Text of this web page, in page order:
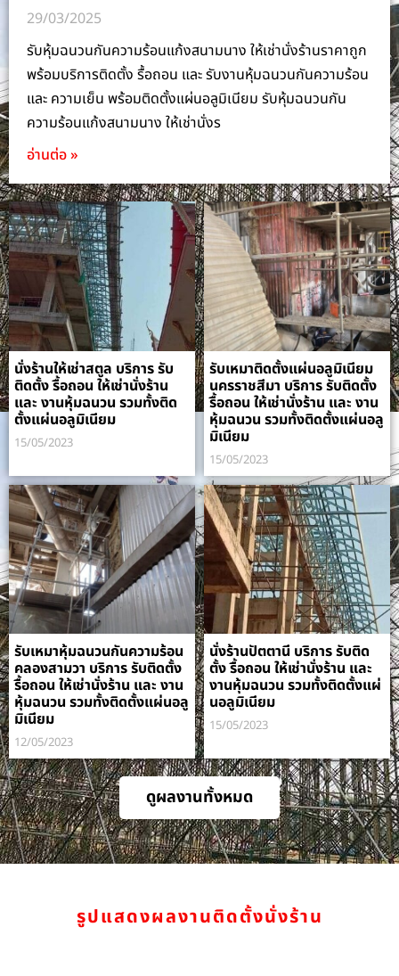
29/03/2025
รับหุ้มฉนวนกันความร้อนแก้งสนามนาง ให้เช่านั่งร้านราคาถูก
พร้อมบริการติดตั้ง รื้อถอน และ รับงานหุ้มฉนวนกันความร้อน
และ ความเย็น พร้อมติดตั้งแผ่นอลูมิเนียม รับหุ้มฉนวนกัน
ความร้อนแก้งสนามนาง ให้เช่านั่งร
อ่านต่อ »
นั่งร้านให้เช่าสตูล บริการ รับ
ติดตั้ง รื้อถอน ให้เช่านั่งร้าน
และ งานหุ้มฉนวน รวมทั้งติด
ตั้งแผ่นอลูมิเนียม
15/05/2023
รับเหมาติดตั้งแผ่นอลูมิเนียม
นครราชสีมา บริการ รับติดตั้ง
รื้อถอน ให้เช่านั่งร้าน และ งาน
หุ้มฉนวน รวมทั้งติดตั้งแผ่นอลู
มิเนียม
15/05/2023
รับเหมาหุ้มฉนวนกันความร้อน
คลองสามวา บริการ รับติดตั้ง
รื้อถอน ให้เช่านั่งร้าน และ งาน
หุ้มฉนวน รวมทั้งติดตั้งแผ่นอลู
มิเนียม
12/05/2023
นั่งร้านปัตตานี บริการ รับติด
ตั้ง รื้อถอน ให้เช่านั่งร้าน และ
งานหุ้มฉนวน รวมทั้งติดตั้งแผ่
นอลูมิเนียม
15/05/2023
ดูผลงานทั้งหมด
รูปแสดงผลงานติดตั้งนั่งร้าน